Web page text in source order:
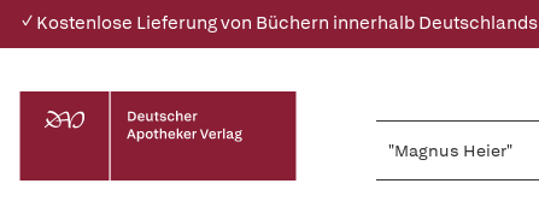
✓ Kostenlose Lieferung von Büchern innerhalb Deutschlands